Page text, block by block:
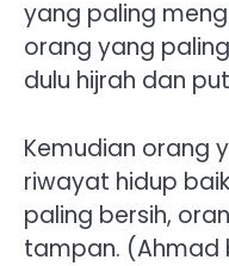
yang paling
orang yang
dulu hijrah dan
Kemudian orang
riwayat hidup
paling bersih,
tampan. (Ahmad